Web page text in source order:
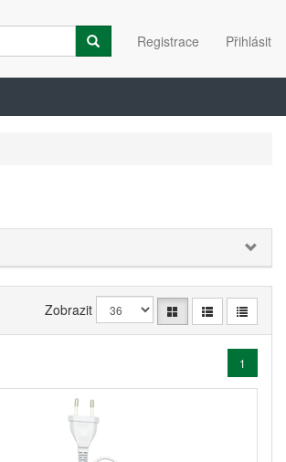
Registrace Přihlásit
Zobrazit
1